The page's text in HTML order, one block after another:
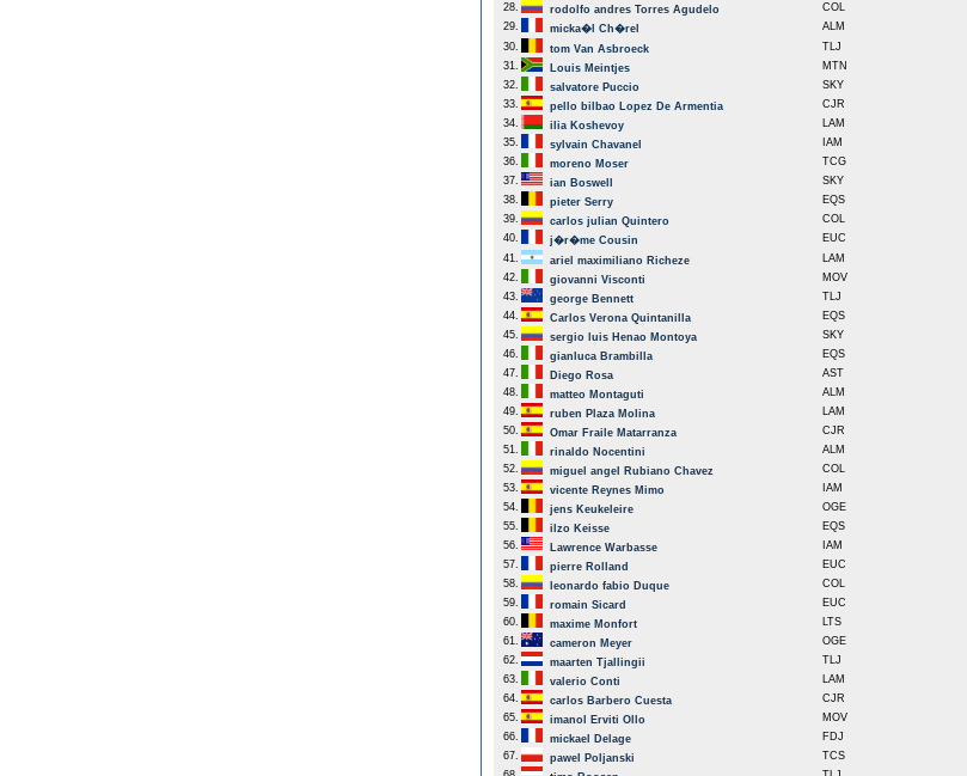
28.
rodolfo andres Torres Agudelo COL
29.
micka�l Ch�rel ALM
30.
tom Van Asbroeck TLJ
31.
Louis Meintjes MTN
32.
salvatore Puccio SKY
33.
pello bilbao Lopez De Armentia CJR
34.
ilia Koshevoy LAM
35.
sylvain Chavanel IAM
36.
moreno Moser TCG
37.
ian Boswell SKY
38.
pieter Serry EQS
39.
carlos julian Quintero COL
40.
j�r�me Cousin EUC
41.
ariel maximiliano Richeze LAM
42.
giovanni Visconti MOV
43.
george Bennett TLJ
44.
Carlos Verona Quintanilla EQS
45.
sergio luis Henao Montoya SKY
46.
gianluca Brambilla EQS
47.
Diego Rosa AST
48.
matteo Montaguti ALM
49.
ruben Plaza Molina LAM
50.
Omar Fraile Matarranza CJR
51.
rinaldo Nocentini ALM
52.
miguel angel Rubiano Chavez COL
53.
vicente Reynes Mimo IAM
54.
jens Keukeleire OGE
55.
ilzo Keisse EQS
56.
Lawrence Warbasse IAM
57.
pierre Rolland EUC
58.
leonardo fabio Duque COL
59.
romain Sicard EUC
60.
maxime Monfort LTS
61.
cameron Meyer OGE
62.
maarten Tjallingii TLJ
63.
valerio Conti LAM
64.
carlos Barbero Cuesta CJR
65.
imanol Erviti Ollo MOV
66.
mickael Delage FDJ
67.
pawel Poljanski TCS